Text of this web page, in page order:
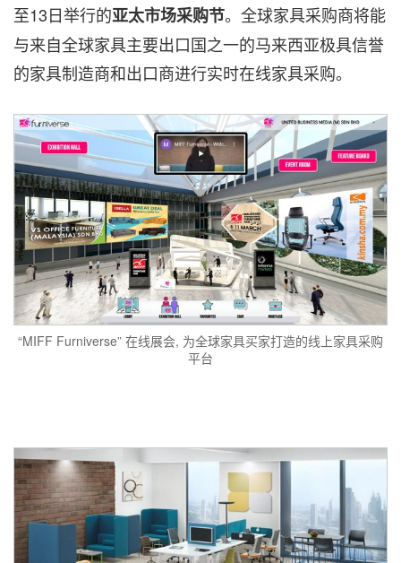
至13日举行的亚太市场采购节。全球家具采购商将能
与来自全球家具主要出口国之一的马来西亚极具信誉
的家具制造商和出口商进行实时在线家具采购。
“MIFF Furniverse” 在线展会, 为全球家具买家打造的线上家具采购
平台